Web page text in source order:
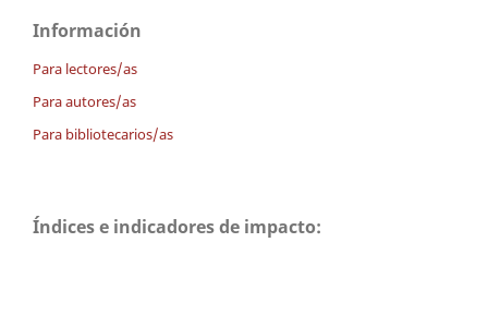
Información
Para lectores/as
Para autores/as
Para bibliotecarios/as
Índices e indicadores de impacto: